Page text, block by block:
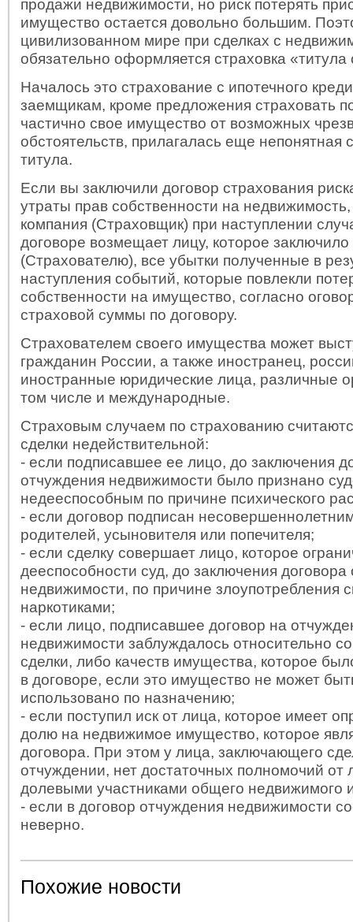
продажи недвижимости, но риск потерять
имущество остается довольно большим.
цивилизованном мире при сделках с
обязательно оформляется страховка «титула
Началось это страхование с ипотечного
заемщикам, кроме предложения страховать
частично свое имущество от возможных
обстоятельств, прилагалась еще непонятная
титула.
Если вы заключили договор страхования
утраты прав собственности на
компания (Страховщик) при наступлении
договоре возмещает лицу, которое заключило
(Страхователю), все убытки полученные в
наступления событий, которые повлекли
собственности на имущество, согласно
страховой суммы по договору.
Страхователем своего имущества может
гражданин России, а также иностранец,
иностранные юридические лица, различные
том числе и международные.
Страховым случаем по страхованию
сделки недействительной:
- если подписавшее ее лицо, до заключения
отчуждения недвижимости было признано
недееспособным по причине психического
- если договор подписан
родителей, усыновителя или попечителя;
- если сделку совершает лицо, которое
дееспособности суд, до заключения договора
недвижимости, по причине злоупотребления
наркотиками;
- если лицо, подписавшее договор на
недвижимости заблуждалось относительно
сделки, либо качеств имущества, которое
в договоре, если это имущество не может
использовано по назначению;
- если поступил иск от лица, которое имеет
долю на недвижимое имущество, которое
договора. При этом у лица, заключающего
отчуждении, нет достаточных полномочий от
долевыми участниками общего недвижимого
- если в договор отчуждения недвижимости
неверно.
Похожие новости